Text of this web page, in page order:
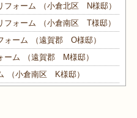
フォーム
（小倉北区 N様邸）
フォーム
（小倉南区 T様邸）
ォーム
（遠賀郡 O様邸）
ーム
（遠賀郡 M様邸）
（小倉南区 K様邸）